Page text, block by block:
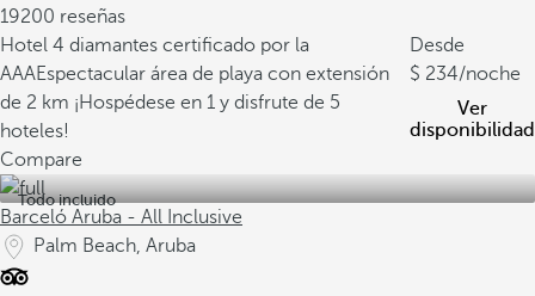
19200 reseñas
Hotel 4 diamantes certificado por la
AAAEspectacular área de playa con extensión
de 2 km ¡Hospédese en 1 y disfrute de 5
hoteles!
Desde
234/noche
Ver
disponibilidad
Compare
Todo incluido
Barceló Aruba - All Inclusive
Palm Beach, Aruba